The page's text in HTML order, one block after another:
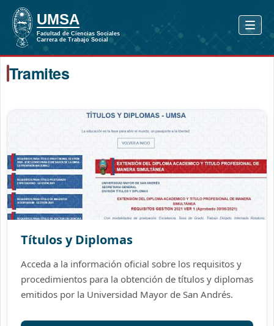
Tramites
Títulos y Diplomas
Acceda a la información oficial sobre los requisitos y
procedimientos para la obtención de títulos y diplomas
emitidos por la Universidad Mayor de San Andrés.